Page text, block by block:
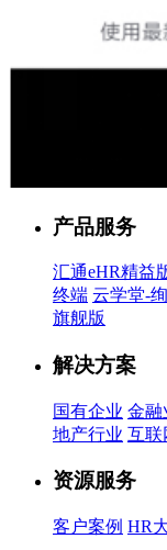
产品服务
汇通eHR精益
终端 云学堂-
旗舰版
解决方案
国有企业 金融
地产行业 互联
资源服务
客户案例 HR